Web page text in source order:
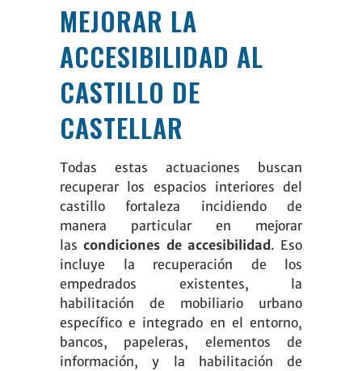
MEJORAR LA
ACCESIBILIDAD AL
CASTILLO DE
CASTELLAR
Todas estas actuaciones buscan
recuperar los espacios interiores del
castillo fortaleza incidiendo de
manera particular en mejorar
lascondiciones de accesibilidad. Eso
incluye la recuperación de los
empedrados existentes, la
habilitación de mobiliario urbano
específico e integrado en el entorno,
bancos, papeleras, elementos de
información, y la habilitación de